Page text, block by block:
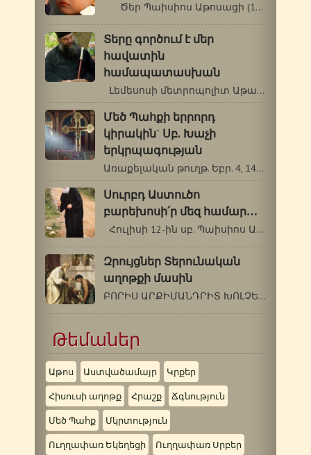
Ծեր Պաիսիոս Աթոսացի (1924-1994 թթ.)…
Տերը գործում է մեր
հավատին
համապատասխան
Լեմեսոսի մետրոպոլիտ Աթանաս …
Մեծ Պահքի երրորդ
կիրակին` Սբ. Խաչի
երկրպագության
Առաքելական թուղթ. Եբր. 4, 14-5, 6: Ավետարան.…
Սուրբդ Աստուծո
բարեխոսի՛ր մեզ համար…
Հուլիսի 12-ին սբ. Պաիսիոս Աթոսացու…
Զրույցներ Տերունական
աղոթքի մասին
ԲՈՐԻՍ ԱՐՔԻՄԱՆԴՐԻՏ ԽՈԼՉԵՎ (1895-1971 թթ.)…
Թեմաներ
Աթոս Աստվածամայր Կրքեր
Հիսուսի աղոթք Հրաշք Ճգնություն
Մեծ Պահք Մկրտություն
Ուղղափառ Եկեղեցի Ուղղափառ Սրբեր